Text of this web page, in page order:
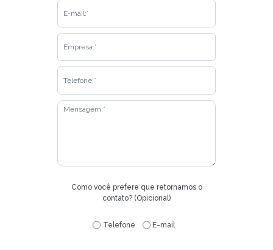
Como você prefere que retornamos o
contato? (Opicional)
Telefone E-mail